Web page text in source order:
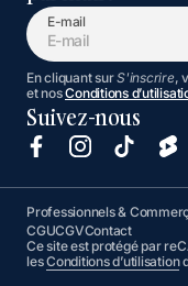
E-mail
En cliquant surS'inscrire,
et nosConditions
Suivez-nous
Professionnels &
CGUCGVContact
Ce site est protégé par
lesConditions d’utilisation